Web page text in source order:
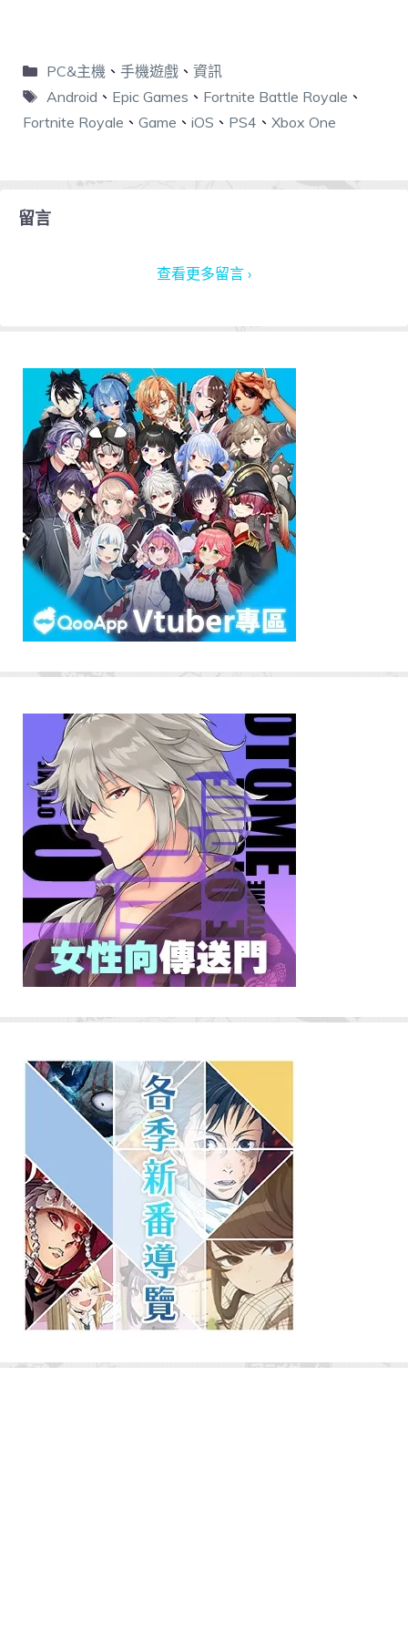
PC&主機、 手機遊戲、 資訊
Android 、 Epic Games 、 Fortnite Battle Royale 、
Fortnite Royale 、 Game 、 iOS 、 PS4 、 Xbox One
留言
查看更多留言 ›